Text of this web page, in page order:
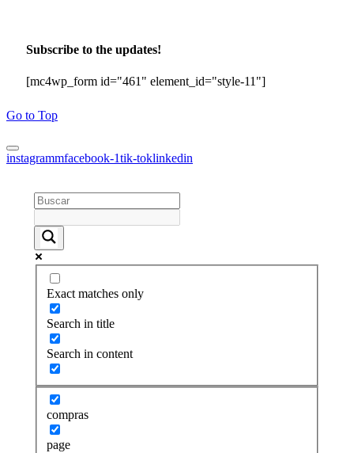
Subscribe to the updates!
[mc4wp_form id="461" element_id="style-11"]
Go to Top
instagrammfacebook-1tik-toklinkedin
Exact matches only
Search in title
Search in content
compras
page